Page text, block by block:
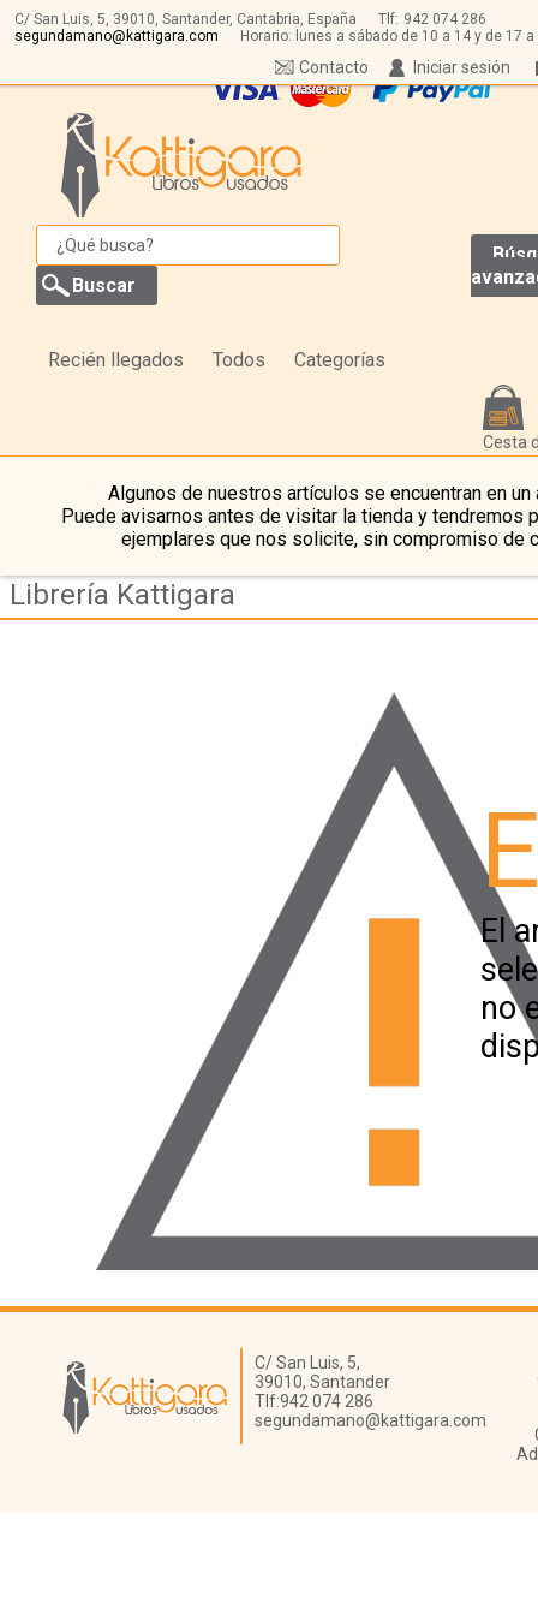
C/ San Luis, 5, 39010, Santander, Cantabria, España Tlf: 942 074 286
segundamano@kattigara.com
Horario: lunes a sábado de 10 a 14 y de 17 a
Iniciar sesión
Contacto
Recién llegados Todos Categorías
Cesta
Algunos de nuestros artículos se encuentran en un
Puede avisarnos antes de visitar la tienda y tendremos
ejemplares que nos solicite, sin compromiso de
Librería Kattigara
El
no
Librería Kattigara
C/ San Luis, 5,
39010, Santander
Tlf:942 074 286
segundamano@kattigara.com